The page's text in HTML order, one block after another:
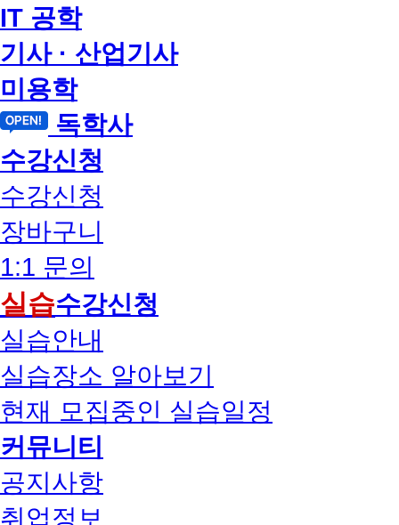
IT 공학
기사 · 산업기사
미용학
독학사
수강신청
수강신청
장바구니
1:1 문의
실습수강신청
실습안내
실습장소 알아보기
현재 모집중인 실습일정
커뮤니티
공지사항
취업정보